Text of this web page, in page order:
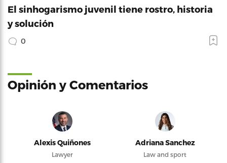
El sinhogarismo juvenil tiene rostro, historia
y solución
0
Opinión y Comentarios
Alexis Quiñones
Lawyer
Adriana Sanchez
Law and sport